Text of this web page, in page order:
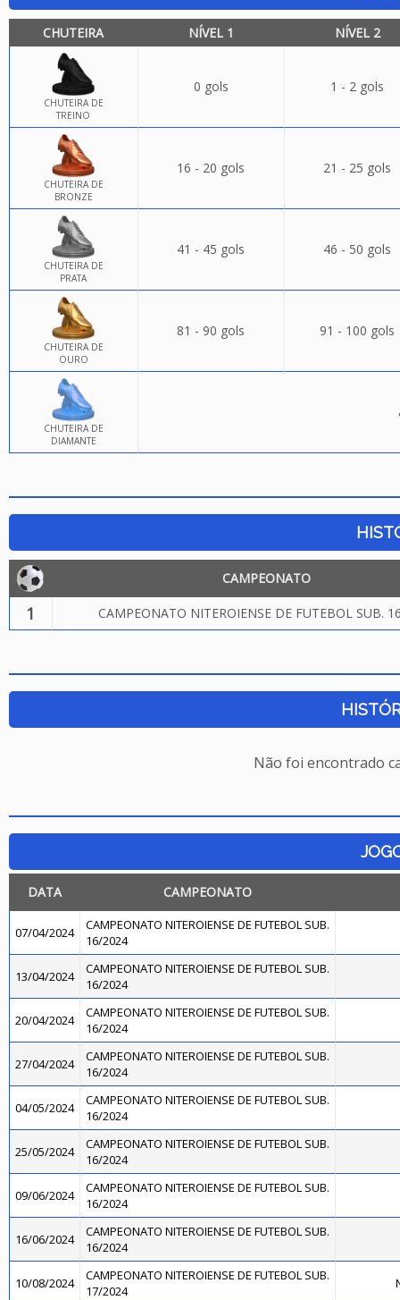
CHUTEIRA NÍVEL 1 NÍVEL 2
CHUTEIRA DE
TREINO
0 gols 1 - 2 gols
CHUTEIRA DE
BRONZE
16 - 20 gols 21 - 25 gols
CHUTEIRA DE
PRATA
41 - 45 gols 46 - 50 gols
CHUTEIRA DE
OURO
81 - 90 gols 91 - 100 gols
CHUTEIRA DE
DIAMANTE
CAMPEONATO
1 CAMPEONATO NITEROIENSE DE FUTEBOL SUB.
Não foi encontrado
DATA CAMPEONATO
07/04/2024
CAMPEONATO NITEROIENSE DE FUTEBOL SUB.
16/2024
13/04/2024
CAMPEONATO NITEROIENSE DE FUTEBOL SUB.
16/2024
20/04/2024
CAMPEONATO NITEROIENSE DE FUTEBOL SUB.
16/2024
27/04/2024
CAMPEONATO NITEROIENSE DE FUTEBOL SUB.
16/2024
04/05/2024
CAMPEONATO NITEROIENSE DE FUTEBOL SUB.
16/2024
25/05/2024
CAMPEONATO NITEROIENSE DE FUTEBOL SUB.
16/2024
09/06/2024
CAMPEONATO NITEROIENSE DE FUTEBOL SUB.
16/2024
16/06/2024
CAMPEONATO NITEROIENSE DE FUTEBOL SUB.
16/2024
10/08/2024
CAMPEONATO NITEROIENSE DE FUTEBOL SUB.
17/2024